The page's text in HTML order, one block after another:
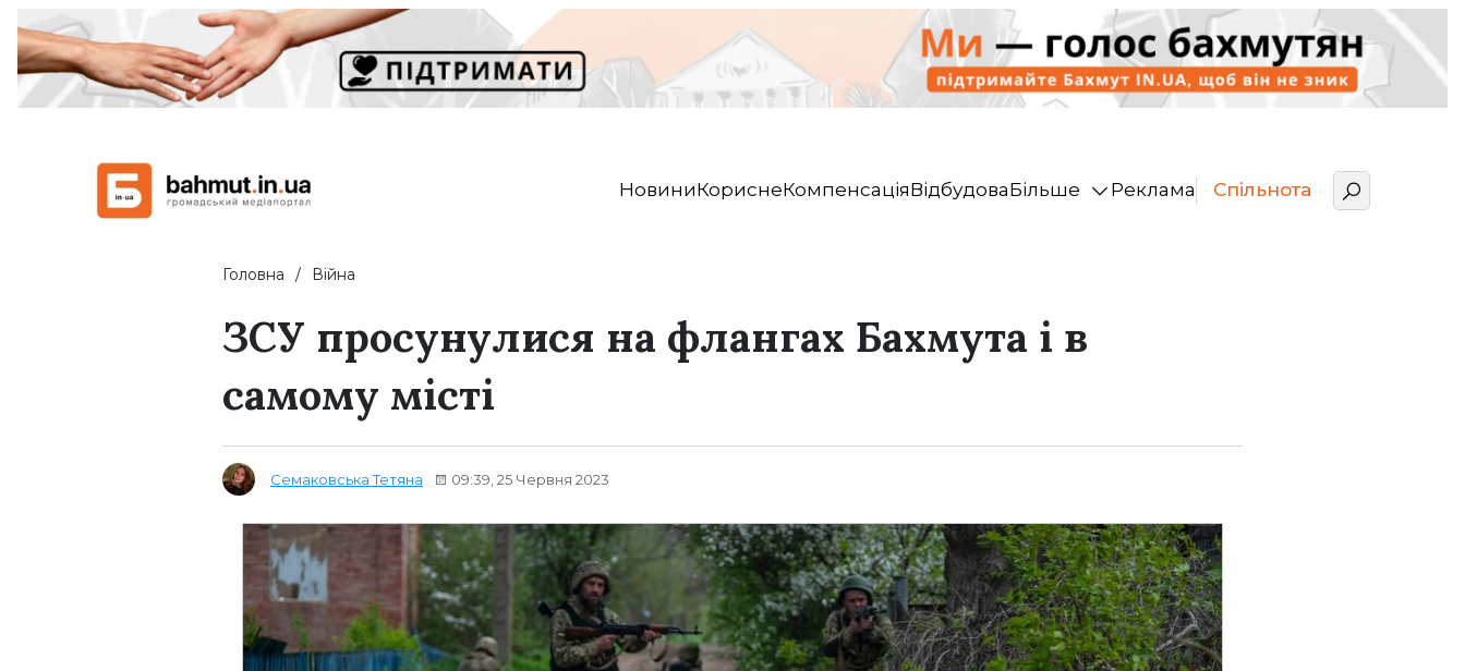
НовиниКориснеКомпенсаціяВідбудоваБільше Реклама Спільнота
Головна Війна
ЗСУ просунулися на флангах Бахмута і в
самому місті
Семаковська Тетяна 09:39, 25 Червня 2023